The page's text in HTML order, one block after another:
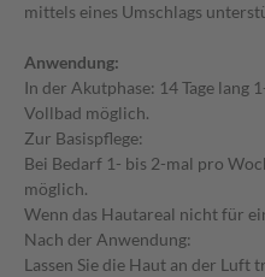
mittels eines Umschlags
Anwendung:
In der Akutphase: 14 Tage
Vollbad möglich.
Zur Basispflege:
Bei Bedarf 1- bis 2-mal pro
möglich.
Wenn das Hautareal nicht für
Nach der Anwendung:
Lassen Sie die Haut an der